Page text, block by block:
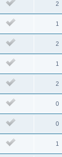
2
1
2
1
2
0
0
1